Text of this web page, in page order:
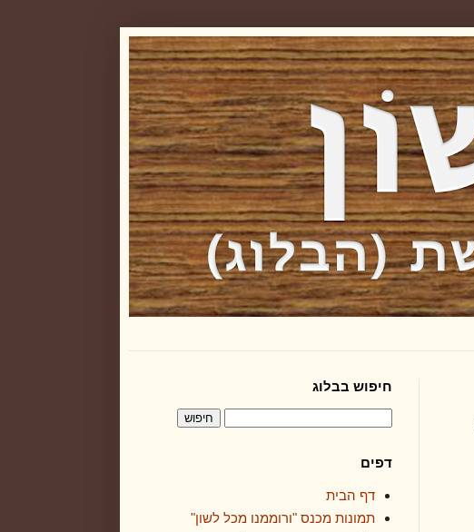
חיפוש בבלוג
דפים
דף הבית
תמונות מכנס "ורוממנו מכל לשון"